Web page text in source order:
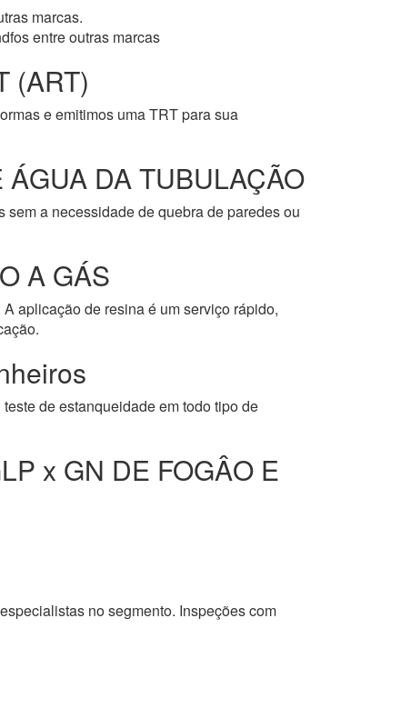
marcas.
entre outras marcas
(ART)
e emitimos uma TRT para sua
DA TUBULAÇÃO
a necessidade de quebra de paredes ou
A GÁS
aplicação de resina é um serviço rápido,
de estanqueidade em todo tipo de
x GN DE FOGÂO E
no segmento. Inspeções com